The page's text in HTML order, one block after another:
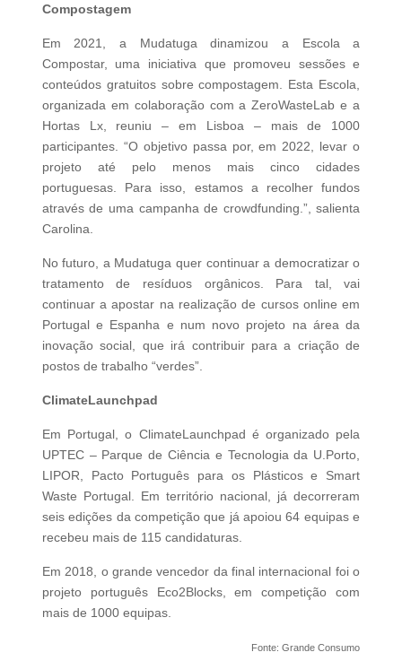
Compostagem
Em 2021, a Mudatuga dinamizou a Escola a
Compostar, uma iniciativa que promoveu sessões e
conteúdos gratuitos sobre compostagem. Esta Escola,
organizada em colaboração com a ZeroWasteLab e a
Hortas Lx, reuniu – em Lisboa – mais de 1000
participantes. “O objetivo passa por, em 2022, levar o
projeto até pelo menos mais cinco cidades
portuguesas. Para isso, estamos a recolher fundos
através de uma campanha de crowdfunding.”, salienta
Carolina.
No futuro, a Mudatuga quer continuar a democratizar o
tratamento de resíduos orgânicos. Para tal, vai
continuar a apostar na realização de cursos online em
Portugal e Espanha e num novo projeto na área da
inovação social, que irá contribuir para a criação de
postos de trabalho “verdes”.
ClimateLaunchpad
Em Portugal, o ClimateLaunchpad é organizado pela
UPTEC – Parque de Ciência e Tecnologia da U.Porto,
LIPOR, Pacto Português para os Plásticos e Smart
Waste Portugal. Em território nacional, já decorreram
seis edições da competição que já apoiou 64 equipas e
recebeu mais de 115 candidaturas.
Em 2018, o grande vencedor da final internacional foi o
projeto português Eco2Blocks, em competição com
mais de 1000 equipas.
Fonte: Grande Consumo